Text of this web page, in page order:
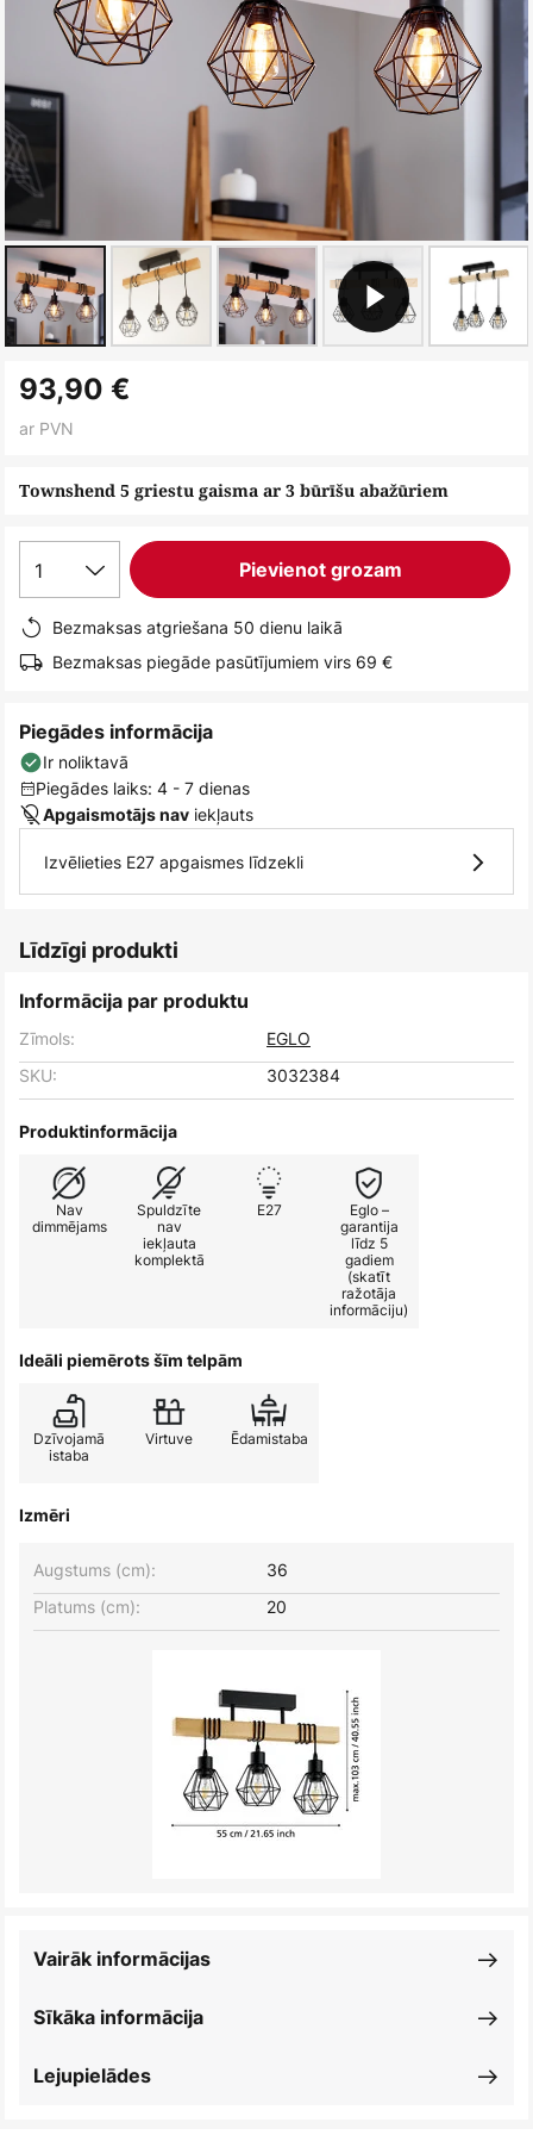
uz
galerijas
Townshend 5 griestu gaisma ar 3 būrīšu abažūriem
93,90 €
ar PVN
1 Pievienot grozam
Bezmaksas atgriešana 50 dienu laikā
Bezmaksas piegāde pasūtījumiem virs 69 €
Piegādes informācija
Ir noliktavā
Piegādes laiks: 4 - 7 dienas
Apgaismotājs nav iekļauts
Izvēlieties E27 apgaismes līdzekli
Līdzīgi produkti
Informācija par produktu
Zīmols:
EGLO
SKU:
3032384
Produktinformācija
Nav
dimmējams
Spuldzīte
nav
iekļauta
komplektā
E27
Eglo –
garantija
līdz 5
gadiem
(skatīt
ražotāja
informāciju)
Ideāli piemērots šīm telpām
Dzīvojamā
istaba
Virtuve Ēdamistaba
Izmēri
Platums (cm): 20
Augstums (cm): 36
Sīkāka informācija
Vairāk informācijas
Lejupielādes